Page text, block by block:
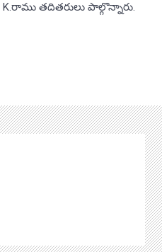
K.రాము తదితరులు పాల్గొన్నారు.